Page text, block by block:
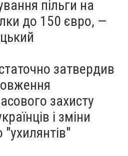
пільги на
до 150 євро, —
затвердив
захисту
і зміни